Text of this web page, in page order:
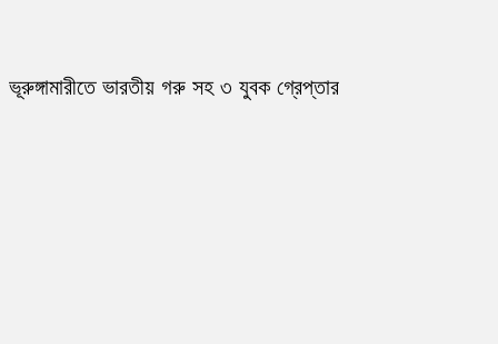
ভূরুঙ্গামারীতে ভারতীয় গরু সহ ৩ যুবক গ্রেপ্তার